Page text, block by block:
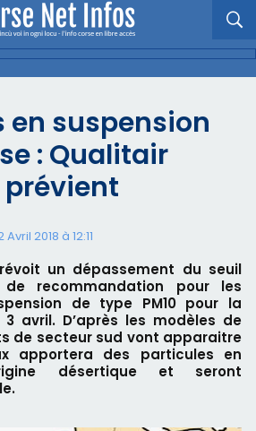
en suspension
: Qualitair
2018 à 12:11
un dépassement du seuil
recommandation pour les
de type PM10 pour la
avril. D’après les modèles de
de secteur sud vont apparaitre
apportera des particules en
désertique et seront